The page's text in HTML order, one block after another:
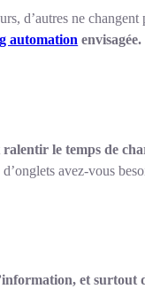
d’autres ne
automation envisagée.
ralentir le temps de
avez-vous
et surtout